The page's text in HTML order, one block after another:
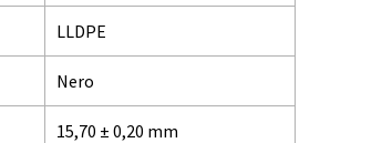
LLDPE
Nero
15,70 ± 0,20 mm